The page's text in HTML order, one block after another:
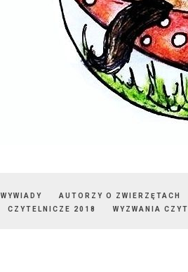
WYWIADY AUTORZY O ZWIERZĘTACH
CZYTELNICZE 2018
WYZWANIA